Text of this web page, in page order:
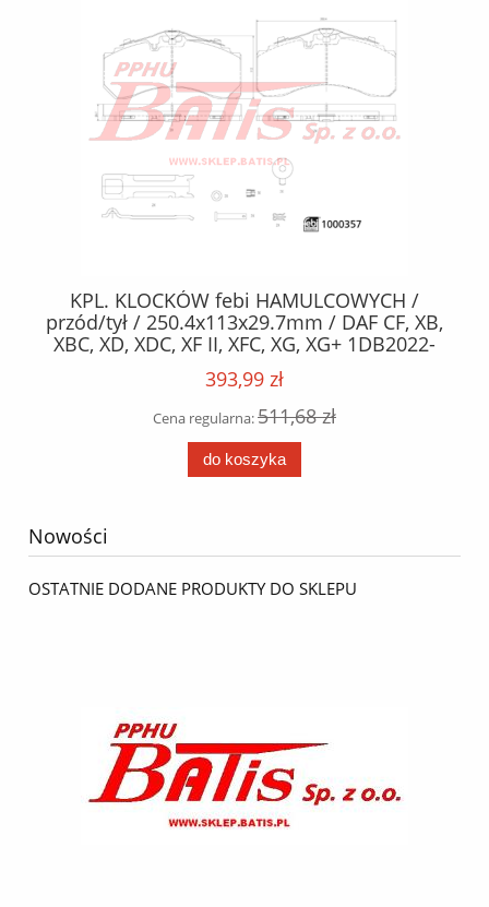
KPL. KLOCKÓW febi HAMULCOWYCH /
przód/tył / 250.4x113x29.7mm / DAF CF, XB,
XBC, XD, XDC, XF II, XFC, XG, XG+ 1DB2022-
1NA06-PX-7239 05.13- /
393,99 zł
Cena regularna:511,68 zł
do koszyka
Nowości
OSTATNIE DODANE PRODUKTY DO SKLEPU